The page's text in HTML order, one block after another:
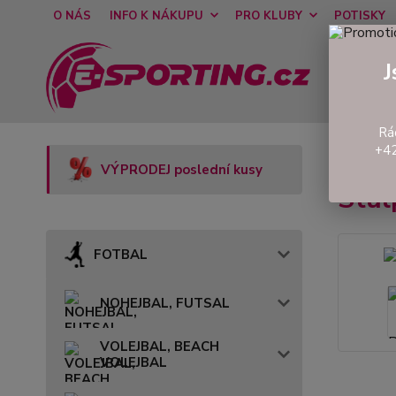
O NÁS INFO K NÁKUPU PRO KLUBY POTISKY
VÝPRODEJ poslední kusy
FOTBAL
NOHEJBAL, FUTSAL
VOLEJBAL, BEACH
VOLEJBAL